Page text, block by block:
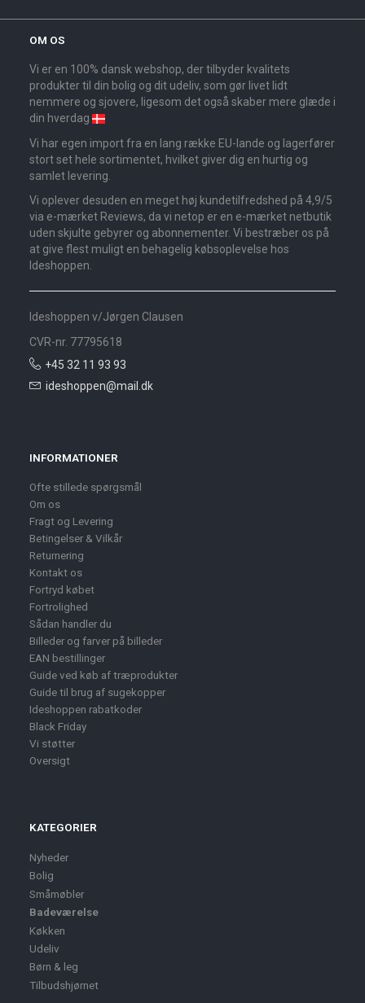
OM OS
Vi er en 100% dansk webshop, der tilbyder kvalitets
produkter til din bolig og dit udeliv, som gør livet lidt
nemmere og sjovere, ligesom det også skaber mere glæde i
din hverdag
Vi har egen import fra en lang række EU-lande og lagerfører
stort set hele sortimentet, hvilket giver dig en hurtig og
samlet levering.
Vi oplever desuden en meget høj kundetilfredshed på 4,9/5
via e-mærket Reviews, da vi netop er en e-mærket netbutik
uden skjulte gebyrer og abonnementer. Vi bestræber os på
at give flest muligt en behagelig købsoplevelse hos
Ideshoppen.
Ideshoppen v/Jørgen Clausen
CVR-nr. 77795618
+45 32 11 93 93
ideshoppen@mail.dk
INFORMATIONER
Ofte stillede spørgsmål
Om os
Fragt og Levering
Betingelser & Vilkår
Returnering
Kontakt os
Fortryd købet
Fortrolighed
Sådan handler du
Billeder og farver på billeder
EAN bestillinger
Guide ved køb af træprodukter
Guide til brug af sugekopper
Ideshoppen rabatkoder
Black Friday
Vi støtter
Oversigt
KATEGORIER
Nyheder
Bolig
Småmøbler
Badeværelse
Køkken
Udeliv
Børn & leg
Tilbudshjørnet